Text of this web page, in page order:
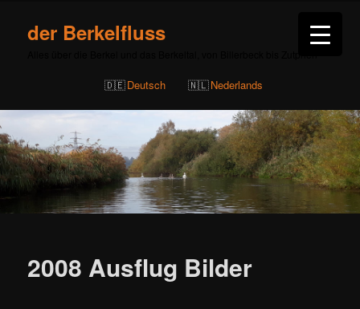
der Berkelfluss
Deutsch Nederlands
2008 Ausflug Bilder